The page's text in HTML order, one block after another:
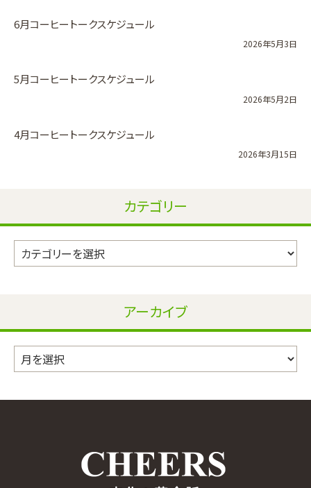
6月コーヒートークスケジュール
2026年5月3日
5月コーヒートークスケジュール
2026年5月2日
4月コーヒートークスケジュール
2026年3月15日
カテゴリー
カ
テ
アーカイブ
ー